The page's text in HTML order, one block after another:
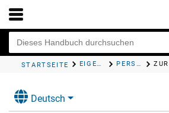
STARTSEITE EIGENE STATISTIKEN PERSÖNLICHE REKORDE
Deutsch